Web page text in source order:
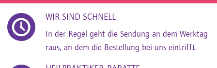
WIR SIND SCHNELL
In der Regel geht die Sendung an dem Werktag
raus, an dem die Bestellung bei uns eintrifft.